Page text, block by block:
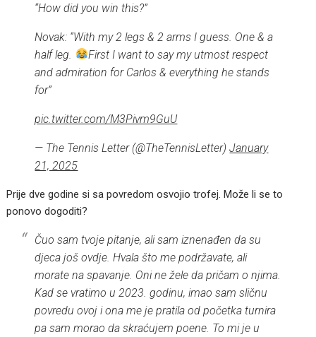
“How did you win this?”
Novak: “With my 2 legs & 2 arms I guess. One & a
half leg.
First I want to say my utmost respect
and admiration for Carlos & everything he stands
for”
pic.twitter.com/M3Pivm9GuU
— The Tennis Letter (@TheTennisLetter)January
21, 2025
Prije dve godine si sa povredom osvojio trofej. Može li se to
ponovo dogoditi?
Čuo sam tvoje pitanje, ali sam iznenađen da su
djeca još ovdje. Hvala što me podržavate, ali
morate na spavanje. Oni ne žele da pričam o njima.
Kad se vratimo u 2023. godinu, imao sam sličnu
povredu ovoj i ona me je pratila od početka turnira
pa sam morao da skraćujem poene. To mi je u